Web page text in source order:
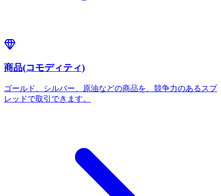
商品(コモディティ)
ゴールド、シルバー、原油などの商品を、競争力のあるスプ
レッドで取引できます。